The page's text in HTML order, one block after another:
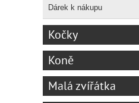
Dárek k nákupu
Kočky
Koně
Malá zvířátka